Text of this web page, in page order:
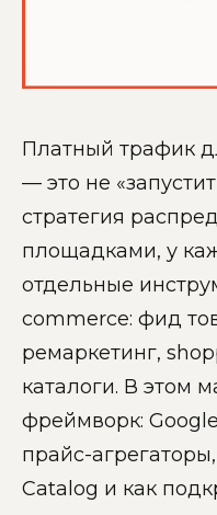
Платный трафик
— это не
стратегия
площадками, у
отдельные
commerce: фид
ремаркетинг,
каталоги. В этом
фреймворк:
прайс-
Catalog и как